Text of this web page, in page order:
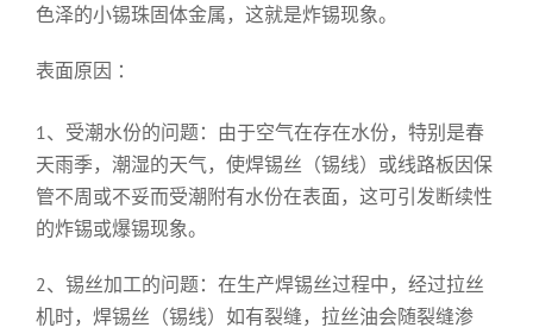
色泽的小锡珠固体金属，这就是炸锡现象。
表面原因 ：
1、受潮水份的问题：由于空气在存在水份，特别是春
天雨季，潮湿的天气，使焊锡丝（锡线）或线路板因保
管不周或不妥而受潮附有水份在表面，这可引发断续性
的炸锡或爆锡现象。
2、锡丝加工的问题：在生产焊锡丝过程中，经过拉丝
机时，焊锡丝（锡线）如有裂缝，拉丝油会随裂缝渗